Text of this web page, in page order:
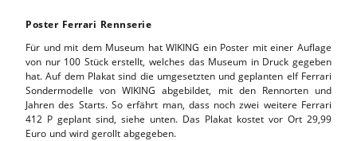
Poster Ferrari Rennserie
Für und mit dem Museum hat WIKING ein Poster mit einer Auflage
von nur 100 Stück erstellt, welches das Museum in Druck gegeben
hat. Auf dem Plakat sind die umgesetzten und geplanten elf Ferrari
Sondermodelle von WIKING abgebildet, mit den Rennorten und
Jahren des Starts. So erfährt man, dass noch zwei weitere Ferrari
412 P geplant sind, siehe unten. Das Plakat kostet vor Ort 29,99
Euro und wird gerollt abgegeben.